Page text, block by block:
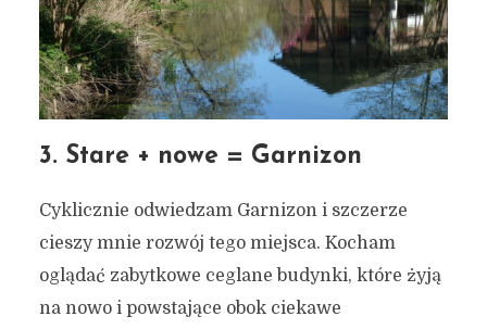
3. Stare + nowe = Garnizon
Cyklicznie odwiedzam Garnizon i szczerze
cieszy mnie rozwój tego miejsca. Kocham
oglądać zabytkowe ceglane budynki, które żyją
na nowo i powstające obok ciekawe